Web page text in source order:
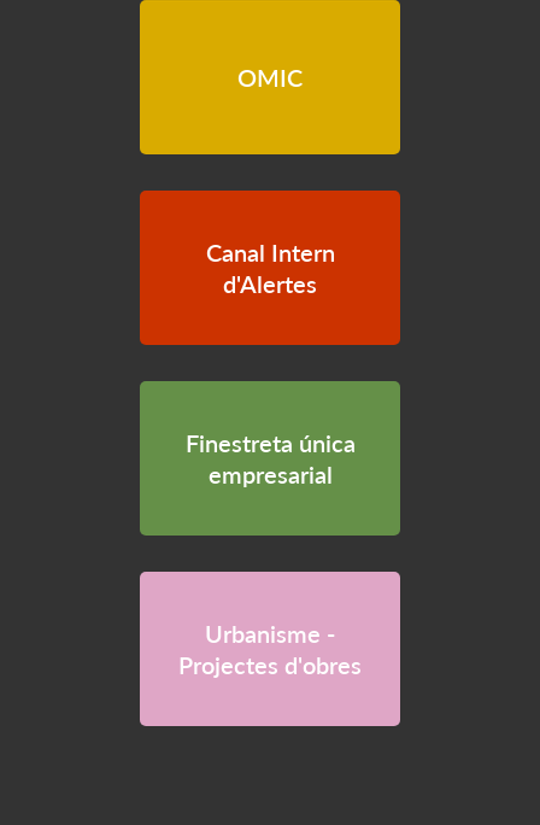
OMIC
Canal Intern
d'Alertes
Finestreta única
empresarial
Urbanisme -
Projectes d'obres